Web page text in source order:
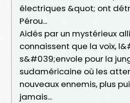
électriques &quot; ont
Pérou...
Aidés par un mystérieux
connaissent que la voix,
s&#039;envole pour la
sudaméricaine où les
nouveaux ennemis, plus
jamais...